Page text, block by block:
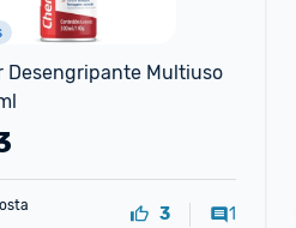
Desengripante Multiuso
3 1